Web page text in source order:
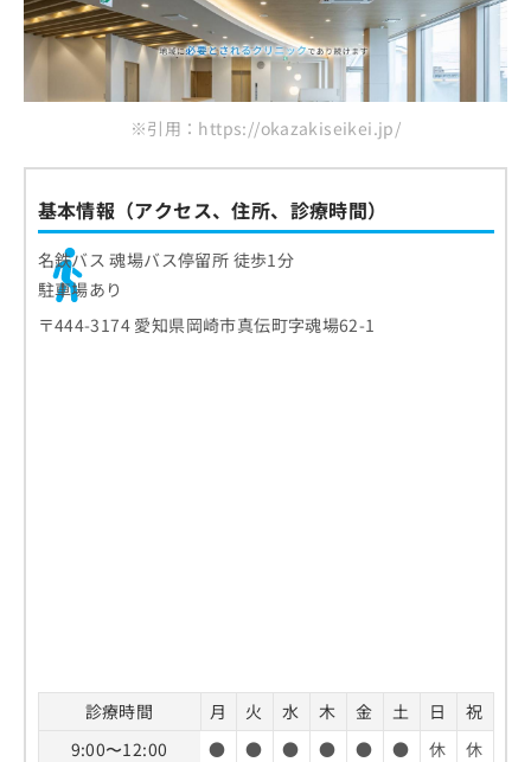
※引用：https://okazakiseikei.jp/
基本情報（アクセス、住所、診療時間）
名鉄バス 魂場バス停留所 徒歩1分
駐車場あり
〒444-3174 愛知県岡崎市真伝町字魂場62-1
診療時間 月 火 水 木 金 土 日
祝
9:00〜12:00
● ● ● ● ● ● 休
休